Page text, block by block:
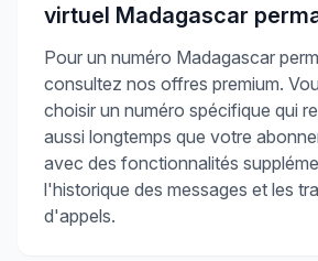
virtuel Madagascar
Pour un numéro Madagascar
consultez nos offres premium.
choisir un numéro spécifique qui
aussi longtemps que votre
avec des fonctionnalités
l'historique des messages et les
d'appels.